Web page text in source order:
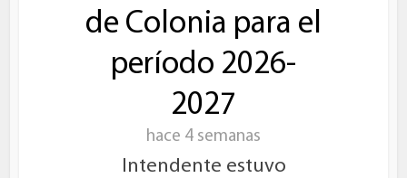
de Colonia para el
período 2026-
2027
hace 4 semanas
Intendente estuvo